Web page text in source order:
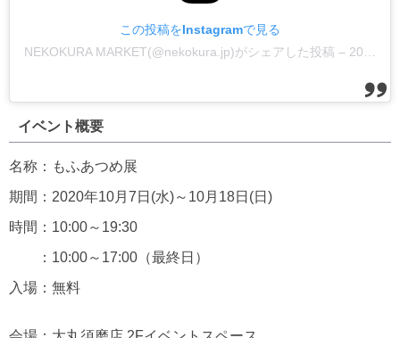
この投稿をInstagramで見る
NEKOKURA MARKET(@nekokura.jp)がシェアした投稿 – 2020年10月月6日午前8時27分PDT
イベント概要
名称：もふあつめ展
期間：2020年10月7日(水)～10月18日(日)
時間：10:00～19:30
：10:00～17:00（最終日）
入場：無料